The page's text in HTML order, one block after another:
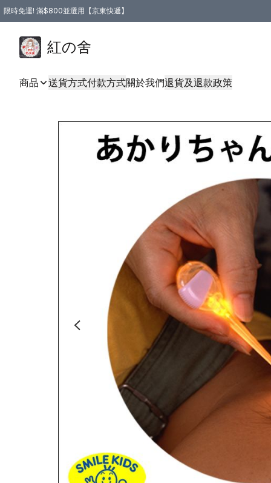
限時免運! 滿$800並選用【京東快遞】
紅の舍
商品 送貨方式付款方式關於我們退貨及退款政策